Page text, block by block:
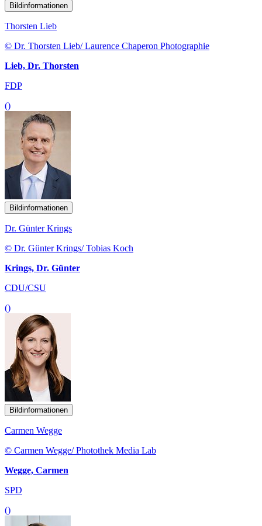
Bildinformationen
Thorsten Lieb
© Dr. Thorsten Lieb/ Laurence Chaperon Photographie
Lieb, Dr. Thorsten
FDP
()
Bildinformationen
Dr. Günter Krings
© Dr. Günter Krings/ Tobias Koch
Krings, Dr. Günter
CDU/CSU
()
Bildinformationen
Carmen Wegge
© Carmen Wegge/ Photothek Media Lab
Wegge, Carmen
SPD
()